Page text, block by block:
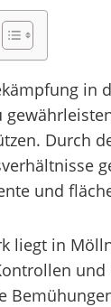
in
Durch
und
liegt in